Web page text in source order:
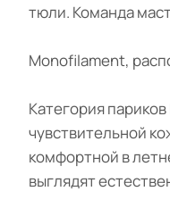
тюли. Команда
Monofilament,
Категория
чувствительной
комфортной в
выглядят